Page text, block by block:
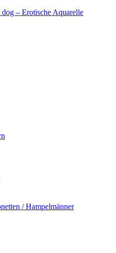
dog – Erotische Aquarelle
/ Hampelmänner